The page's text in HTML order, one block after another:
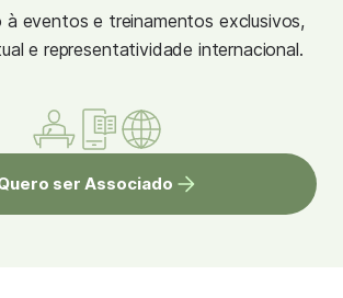
à eventos e treinamentos exclusivos,
e representatividade internacional.
ser Associado